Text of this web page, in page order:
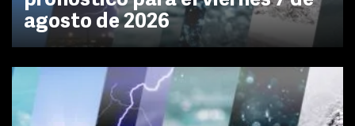
agosto de 2026